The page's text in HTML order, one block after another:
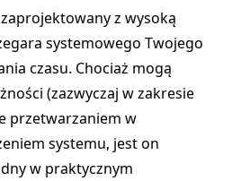
z wysoką
systemowego Twojego
czasu. Chociaż mogą
(zazwyczaj w zakresie
przetwarzaniem w
systemu, jest on
w praktycznym